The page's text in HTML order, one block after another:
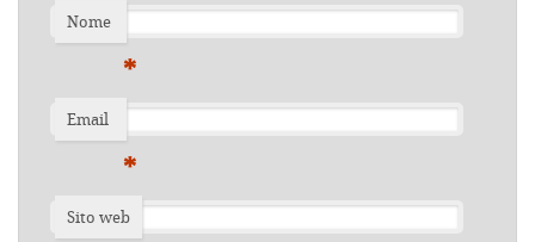
Nome
*
Email
*
Sito web